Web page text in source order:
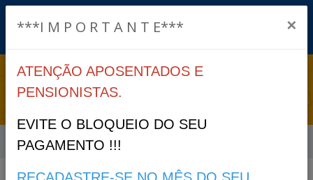
PORTARIAS
Início Portarias
***I M P O R T A N T E*** ×
ATENÇÃO APOSENTADOS E
PENSIONISTAS.
EVITE O BLOQUEIO DO SEU
PAGAMENTO !!!